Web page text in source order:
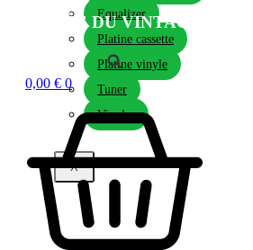
Equalizer
Platine cassette
Platine vinyle
Tuner
Vinyles
X
LA FÉE DU VINTAGE
0,00 € 0